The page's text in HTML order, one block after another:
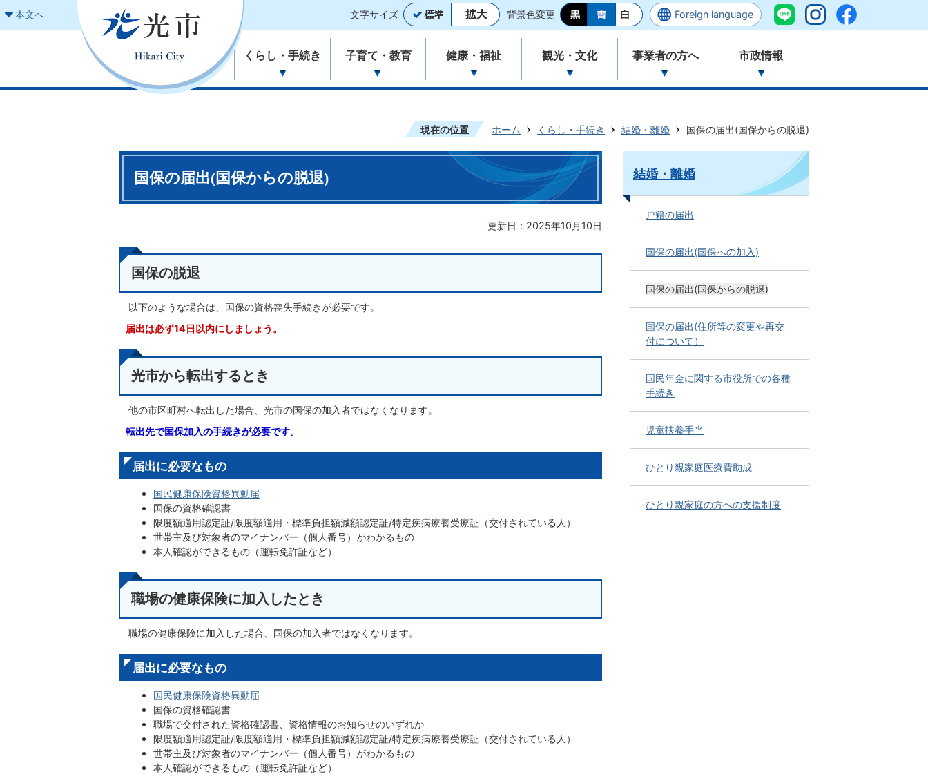
本文へ 文字サイズ 背景色変更 Foreign language
くらし・手続き 子育て・教育 健康・福祉 観光・文化 事業者の方へ 市政情報
現在の位置 ホーム くらし・手続き 結婚・離婚 国保の届出(国保からの脱退)
国保の届出(国保からの脱退)
更新日：2025年10月10日
国保の脱退
以下のような場合は、国保の資格喪失手続きが必要です。
届出は必ず14日以内にしましょう。
光市から転出するとき
他の市区町村へ転出した場合、光市の国保の加入者ではなくなります。
転出先で国保加入の手続きが必要です。
届出に必要なもの
国民健康保険資格異動届
国保の資格確認書
限度額適用認定証/限度額適用・標準負担額減額認定証/特定疾病療養受療証（交付されている人）
世帯主及び対象者のマイナンバー（個人番号）がわかるもの
本人確認ができるもの（運転免許証など）
職場の健康保険に加入したとき
職場の健康保険に加入した場合、国保の加入者ではなくなります。
届出に必要なもの
国民健康保険資格異動届
国保の資格確認書
職場で交付された資格確認書、資格情報のお知らせのいずれか
限度額適用認定証/限度額適用・標準負担額減額認定証/特定疾病療養受療証（交付されている人）
世帯主及び対象者のマイナンバー（個人番号）がわかるもの
本人確認ができるもの（運転免許証など）
結婚・離婚
戸籍の届出
国保の届出(国保への加入)
国保の届出(国保からの脱退)
国保の届出(住所等の変更や再交
付について）
国民年金に関する市役所での各種
手続き
児童扶養手当
ひとり親家庭医療費助成
ひとり親家庭の方への支援制度